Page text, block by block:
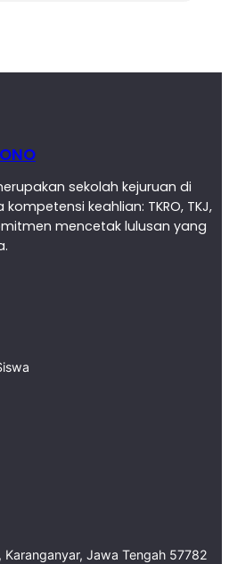
sekolah kejuruan di
keahlian: TKRO, TKJ,
mencetak lulusan yang
Jawa Tengah 57782